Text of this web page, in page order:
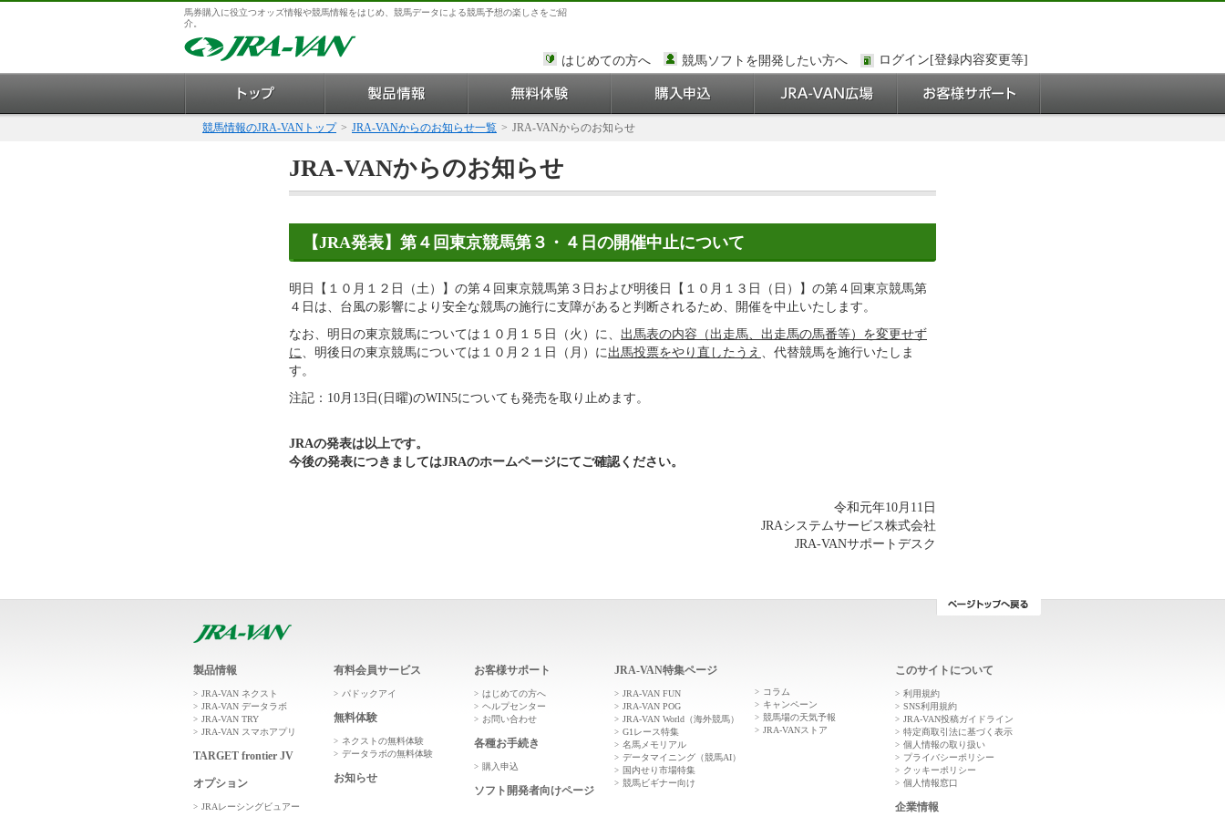
馬券購入に役立つオッズ情報や競馬情報をはじめ、競馬データによる競馬予想の楽しさをご紹
介。
はじめての方へ 競馬ソフトを開発したい方へ
競馬情報のJRA-VANトップ > JRA-VANからのお知らせ一覧 > JRA-VANからのお知らせ
JRA-VANからのお知らせ
【JRA発表】第４回東京競馬第３・４日の開催中止について
明日【１０月１２日（土）】の第４回東京競馬第３日および明後日【１０月１３日（日）】の第４回東京競馬第
４日は、台風の影響により安全な競馬の施行に支障があると判断されるため、開催を中止いたします。
なお、明日の東京競馬については１０月１５日（火）に、 出馬表の内容（出走馬、出走馬の馬番等）を変更せず
に、明後日の東京競馬については１０月２１日（月）に出馬投票をやり直したうえ 、代替競馬を施行いたしま
す。
注記：10月13日(日曜)のWIN5についても発売を取り止めます。
JRAの発表は以上です。
今後の発表につきましてはJRAのホームページにてご確認ください。
令和元年10月11日
JRAシステムサービス株式会社
JRA-VANサポートデスク
製品情報
JRA-VAN ネクスト
JRA-VAN データラボ
JRA-VAN TRY
JRA-VAN スマホアプリ
TARGET frontier JV
オプション
JRAレーシングビュアー
有料会員サービス
パドックアイ
無料体験
ネクストの無料体験
データラボの無料体験
お知らせ
お客様サポート
はじめての方へ
ヘルプセンター
お問い合わせ
各種お手続き
購入申込
ソフト開発者向けページ
JRA-VAN特集ページ
JRA-VAN FUN
JRA-VAN POG
JRA-VAN World（海外競馬）
G1レース特集
名馬メモリアル
データマイニング（競馬AI）
国内せり市場特集
競馬ビギナー向け
コラム
キャンペーン
競馬場の天気予報
JRA-VANストア
このサイトについて
利用規約
SNS利用規約
JRA-VAN投稿ガイドライン
特定商取引法に基づく表示
個人情報の取り扱い
プライバシーポリシー
クッキーポリシー
個人情報窓口
企業情報